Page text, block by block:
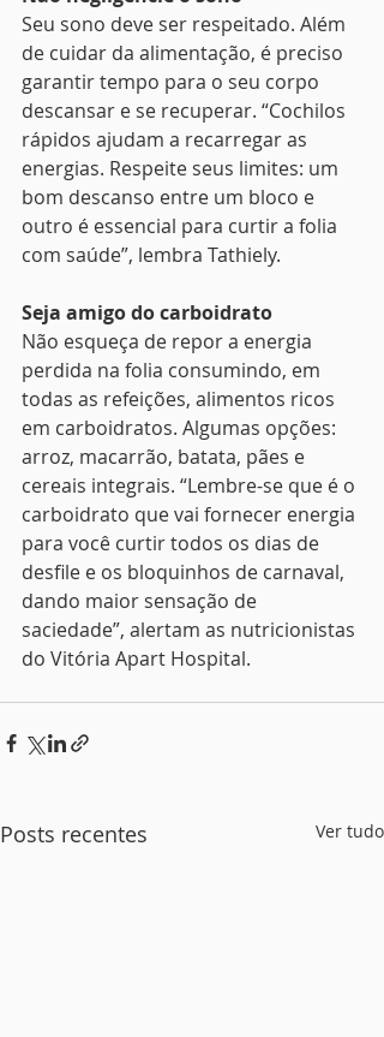
Seu sono deve ser respeitado. Além
de cuidar da alimentação, é preciso
garantir tempo para o seu corpo
descansar e se recuperar. “Cochilos
rápidos ajudam a recarregar as
energias. Respeite seus limites: um
bom descanso entre um bloco e
outro é essencial para curtir a folia
com saúde”, lembra Tathiely.
Seja amigo do carboidrato
Não esqueça de repor a energia
perdida na folia consumindo, em
todas as refeições, alimentos ricos
em carboidratos. Algumas opções:
arroz, macarrão, batata, pães e
cereais integrais. “Lembre-se que é o
carboidrato que vai fornecer energia
para você curtir todos os dias de
desfile e os bloquinhos de carnaval,
dando maior sensação de
saciedade”, alertam as nutricionistas
do Vitória Apart Hospital.
Posts recentes Ver tudo